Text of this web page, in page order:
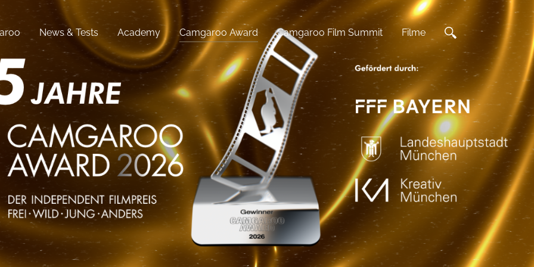
News & Tests Academy Camgaroo Award Camgaroo Film Summit Filme